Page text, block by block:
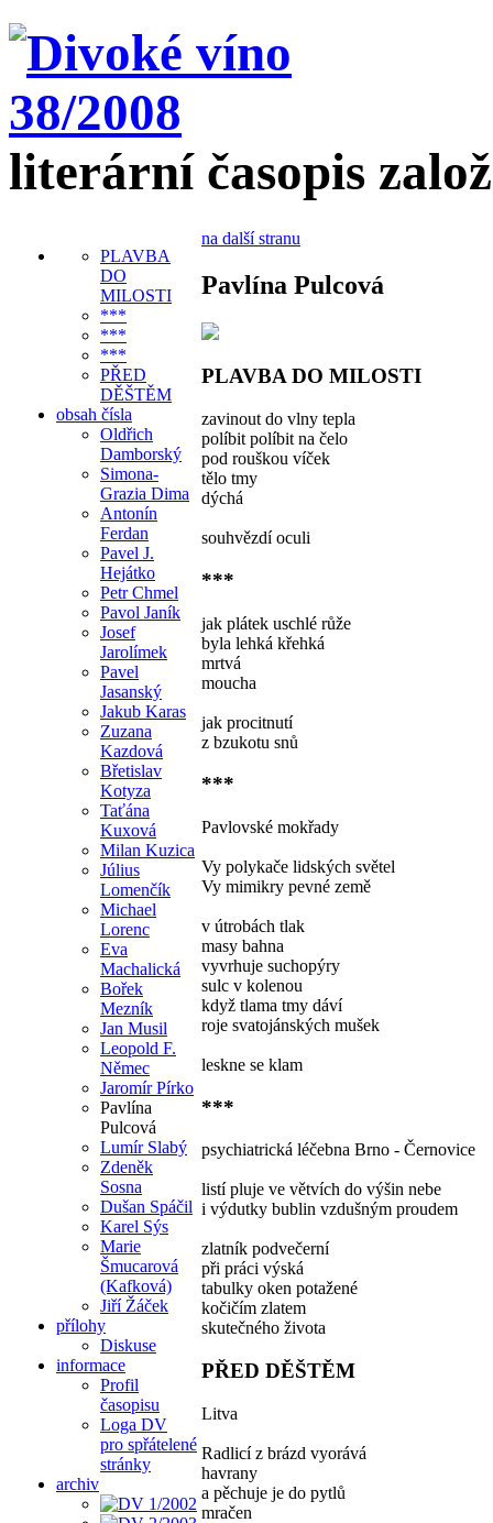
literární časopis
PLAVBA
DO
MILOSTI
***
***
***
PŘED
DĚŠTĚM
obsah čísla
Oldřich
Damborský
Simona-
Grazia Dima
Antonín
Ferdan
Pavel J.
Hejátko
Petr Chmel
Pavol Janík
Josef
Jarolímek
Pavel
Jasanský
Jakub Karas
Zuzana
Kazdová
Břetislav
Kotyza
Taťána
Kuxová
Milan Kuzica
Július
Lomenčík
Michael
Lorenc
Eva
Machalická
Bořek
Mezník
Jan Musil
Leopold F.
Němec
Jaromír Pírko
Pavlína
Pulcová
Lumír Slabý
Zdeněk
Sosna
Dušan Spáčil
Karel Sýs
Marie
Šmucarová
(Kafková)
Jiří Žáček
přílohy
Diskuse
informace
Profil
časopisu
Loga DV
pro spřátelené
stránky
archiv
na další stranu
Pavlína Pulcová
PLAVBA DO MILOSTI
zavinout do vlny tepla
políbit políbit na čelo
pod rouškou víček
tělo tmy
dýchá
souhvězdí oculi
***
jak plátek uschlé růže
byla lehká křehká
mrtvá
moucha
jak procitnutí
z bzukotu snů
***
Pavlovské mokřady
Vy polykače lidských světel
Vy mimikry pevné země
v útrobách tlak
masy bahna
vyvrhuje suchopýry
sulc v kolenou
když tlama tmy dáví
roje svatojánských mušek
leskne se klam
***
psychiatrická léčebna Brno - Černovice
listí pluje ve větvích do výšin nebe
i výdutky bublin vzdušným proudem
zlatník podvečerní
při práci výská
tabulky oken potažené
kočičím zlatem
skutečného života
PŘED DĚŠTĚM
Litva
Radlicí z brázd vyorává
havrany
a pěchuje je do pytlů
mračen